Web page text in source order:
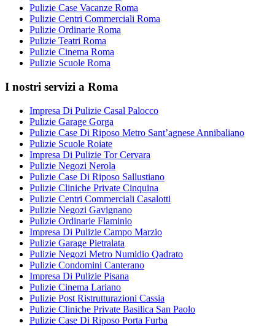
Pulizie Case Vacanze Roma
Pulizie Centri Commerciali Roma
Pulizie Ordinarie Roma
Pulizie Teatri Roma
Pulizie Cinema Roma
Pulizie Scuole Roma
I nostri servizi a Roma
Impresa Di Pulizie Casal Palocco
Pulizie Garage Gorga
Pulizie Case Di Riposo Metro Sant’agnese Annibaliano
Pulizie Scuole Roiate
Impresa Di Pulizie Tor Cervara
Pulizie Negozi Nerola
Pulizie Case Di Riposo Sallustiano
Pulizie Cliniche Private Cinquina
Pulizie Centri Commerciali Casalotti
Pulizie Negozi Gavignano
Pulizie Ordinarie Flaminio
Impresa Di Pulizie Campo Marzio
Pulizie Garage Pietralata
Pulizie Negozi Metro Numidio Qadrato
Pulizie Condomini Canterano
Impresa Di Pulizie Pisana
Pulizie Cinema Lariano
Pulizie Post Ristrutturazioni Cassia
Pulizie Cliniche Private Basilica San Paolo
Pulizie Case Di Riposo Porta Furba